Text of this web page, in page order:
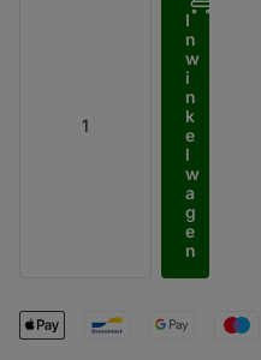
I
n
w
i
n
k
e
l
w
a
g
e
n